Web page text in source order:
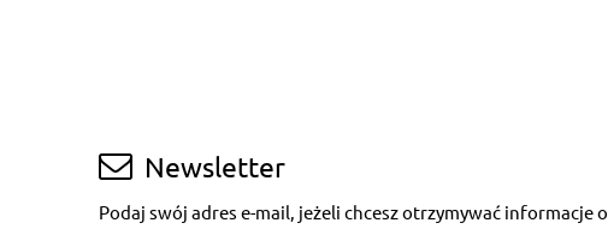
Newsletter
Podaj swój adres e-mail, jeżeli chcesz otrzymywać informacje